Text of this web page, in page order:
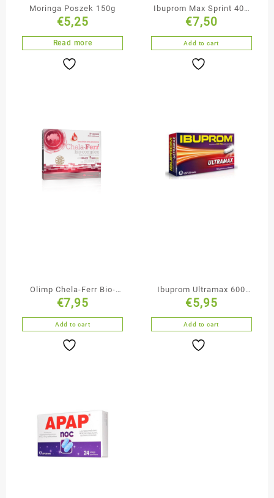
Moringa Poszek 150g
€5,25
Read more
Ibuprom Max Sprint 400
mg 40 kapsułek
miękkich
€7,50
Add to cart
Olimp Chela-Ferr Bio-
Complex 30 kapsulek
€7,95
Add to cart
Ibuprom Ultramax 600
mg 10 tabletek
powlekanych
€5,95
Add to cart